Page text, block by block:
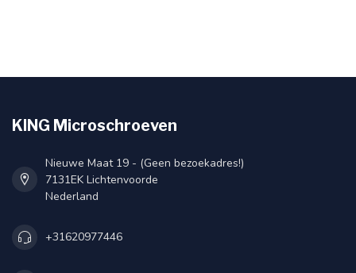
KING Microschroeven
Nieuwe Maat 19 - (Geen bezoekadres!)
7131EK Lichtenvoorde
Nederland
+31620977446